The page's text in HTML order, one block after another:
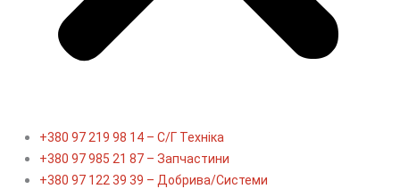
+380 97 219 98 14 – С/Г Техніка
+380 97 985 21 87 – Запчастини
+380 97 122 39 39 – Добрива/Cистеми